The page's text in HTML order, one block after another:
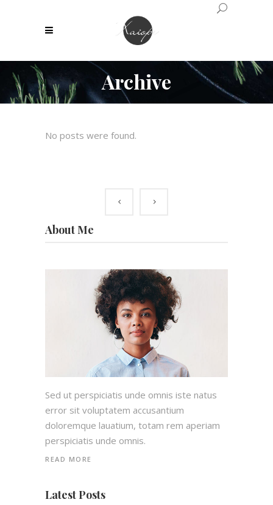
Archive
No posts were found.
About Me
Sed ut perspiciatis unde omnis iste natus
error sit voluptatem accusantium
doloremque lauatium, totam rem aperiam
perspiciatis unde omnis.
READ MORE
Latest Posts